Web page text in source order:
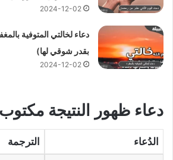
2024-12-02
دعاء لخالتي المتوفية
بقدر شوقي لها)
2024-12-02
دعاء ظهور النتيجة مكتوب
الدُعاء الترجمة